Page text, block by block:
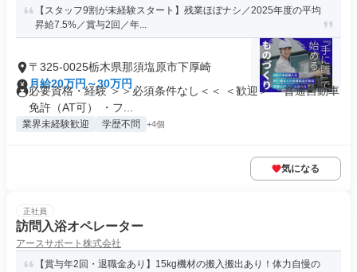
【スタッフ9割が未経験スタート】残業ほぼナシ／2025年度の平均
昇給7.5%／賞与2回／年...
〒325-0025栃木県那須塩原市下厚崎
月給20万円～30万円
必要資格・経験 ＞＞必須条件なし＜＜ ＜歓迎＞ ・普通自動車
免許（AT可） ・フ...
業界未経験歓迎 学歴不問 +4個
気になる
正社員
訪問入浴オペレーター
アースサポート株式会社
【賞与年2回・退職金あり】15kg機材の搬入搬出あり！体力自慢の